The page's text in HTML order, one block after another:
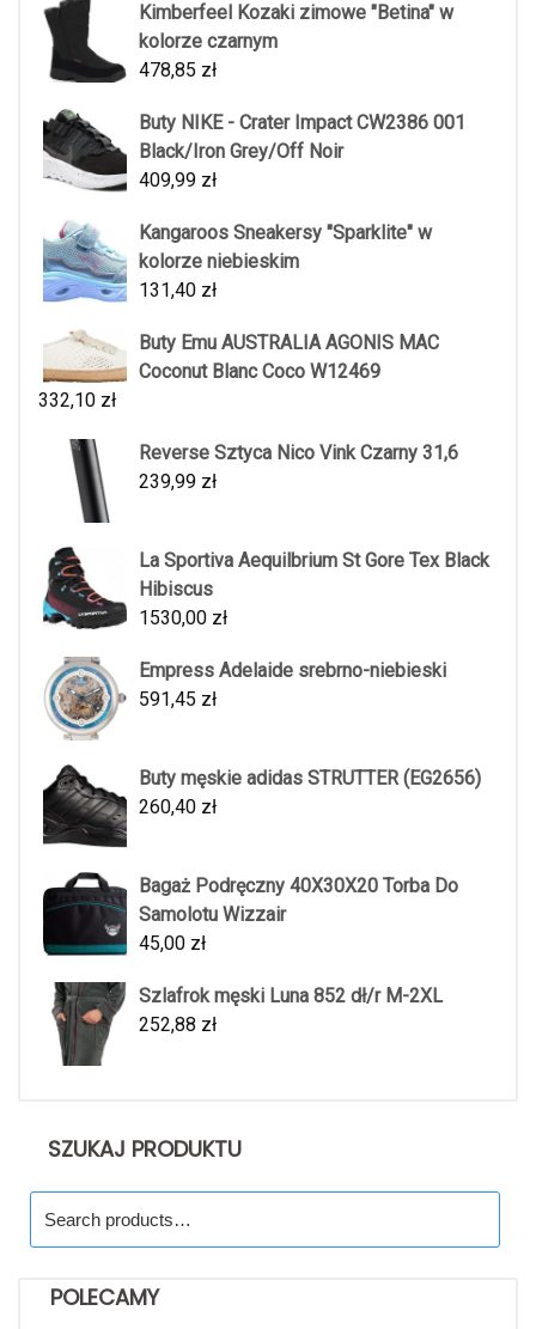
Kimberfeel Kozaki zimowe "Betina" w
kolorze czarnym
478,85 zł
Buty NIKE - Crater Impact CW2386 001
Black/Iron Grey/Off Noir
409,99 zł
Kangaroos Sneakersy "Sparklite" w
kolorze niebieskim
131,40 zł
Buty Emu AUSTRALIA AGONIS MAC
Coconut Blanc Coco W12469
332,10 zł
Reverse Sztyca Nico Vink Czarny 31,6
239,99 zł
La Sportiva Aequilbrium St Gore Tex Black
Hibiscus
1530,00 zł
Empress Adelaide srebrno-niebieski
591,45 zł
Buty męskie adidas STRUTTER (EG2656)
260,40 zł
Bagaż Podręczny 40X30X20 Torba Do
Samolotu Wizzair
45,00 zł
Szlafrok męski Luna 852 dł/r M-2XL
252,88 zł
SZUKAJ PRODUKTU
for:
POLECAMY